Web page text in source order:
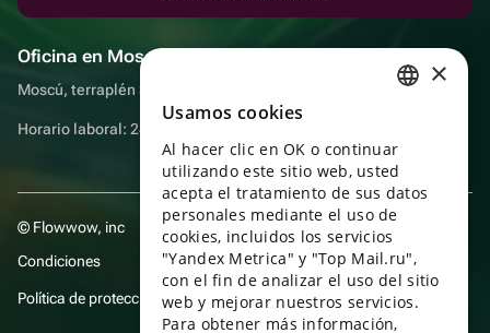
Oficina en Moscú
Moscú, terraplén Sadovnicheskaya, 9, sala 2/3
Horario laboral: 24 horas
© Flowwow, inc
Condiciones
Política de protección y privacidad de datos
ENGLISH
UKRAINIAN
PORTUGUESE
SPANISH
HUNGARIAN
×
Usamos cookies
Al hacer clic en OK o continuar
utilizando este sitio web, usted
acepta el tratamiento de sus datos
personales mediante el uso de
cookies, incluidos los servicios
"Yandex Metrica" y "Top Mail.ru",
con el fin de analizar el uso del sitio
web y mejorar nuestros servicios.
Para obtener más información,